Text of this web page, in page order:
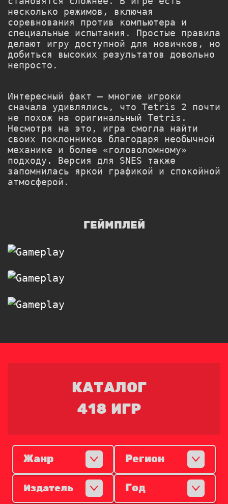
несколько режимов, включая
соревнования против компьютера и
специальные испытания. Простые правила
делают игру доступной для новичков, но
добиться высоких результатов довольно
непросто.
Интересный факт — многие игроки
сначала удивлялись, что Tetris 2 почти
не похож на оригинальный Tetris.
Несмотря на это, игра смогла найти
своих поклонников благодаря необычной
механике и более «головоломному»
подходу. Версия для SNES также
запомнилась яркой графикой и спокойной
атмосферой.
ГЕЙМПЛЕЙ
КАТАЛОГ
418 ИГР
Жанр Регион
Издатель Год